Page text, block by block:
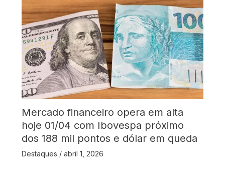
Mercado financeiro opera em alta
hoje 01/04 com Ibovespa próximo
dos 188 mil pontos e dólar em queda
Destaques / abril 1, 2026